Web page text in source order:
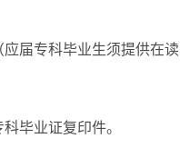
届专科毕业生须提供在读
毕业证复印件。